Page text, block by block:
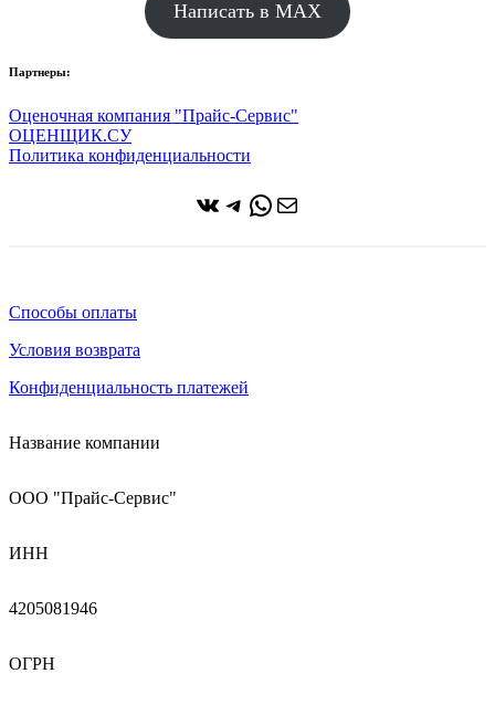
Написать в MAX
Партнеры:
Оценочная компания "Прайс-Сервис"
ОЦЕНЩИК.СУ
Политика конфиденциальности
ВКонтакте
Telegram
WhatsApp
Почта
Способы оплаты
Условия возврата
Конфиденциальность платежей
Название компании
ООО "Прайс-Сервис"
ИНН
4205081946
ОГРН